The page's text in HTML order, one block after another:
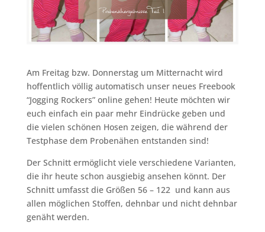
Am Freitag bzw. Donnerstag um Mitternacht wird
hoffentlich völlig automatisch unser neues Freebook
“Jogging Rockers” online gehen! Heute möchten wir
euch einfach ein paar mehr Eindrücke geben und
die vielen schönen Hosen zeigen, die während der
Testphase dem Probenähen entstanden sind!
Der Schnitt ermöglicht viele verschiedene Varianten,
die ihr heute schon ausgiebig ansehen könnt. Der
Schnitt umfasst die Größen 56 – 122 und kann aus
allen möglichen Stoffen, dehnbar und nicht dehnbar
genäht werden.